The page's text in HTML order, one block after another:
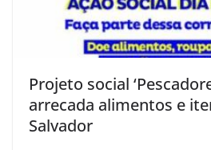
Projeto social
arrecada alimentos e
Salvador